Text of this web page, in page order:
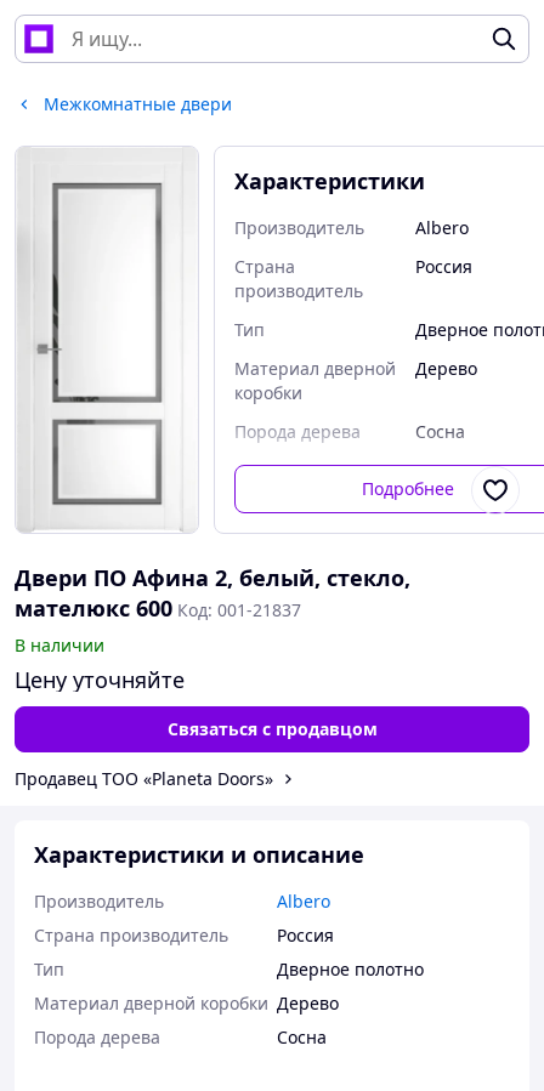
Межкомнатные двери
Характеристики
Производитель
Albero
Страна
производитель
Россия
Тип
Дверное
Материал дверной
коробки
Дерево
Порода дерева Сосна
Подробнее
Двери ПО Афина 2, белый, стекло,
мателюкс 600 Код: 001-21837
В наличии
Цену уточняйте
Связаться с продавцом
Продавец ТОО «Planeta Doors»
Характеристики и описание
Производитель
Albero
Страна производитель
Россия
Тип
Дверное полотно
Материал дверной коробки Дерево
Порода дерева
Сосна